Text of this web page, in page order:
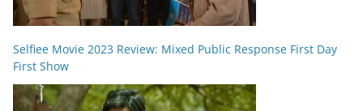
Selfiee Movie 2023 Review: Mixed Public Response First Day
First Show